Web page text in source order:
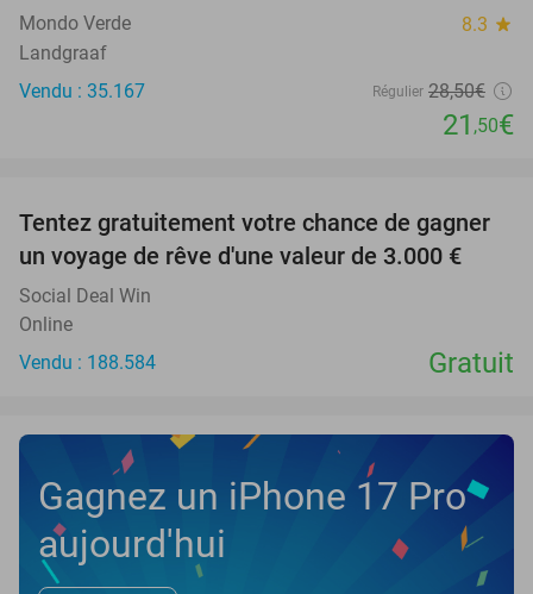
Mondo Verde 8.3 star
Landgraaf
Vendu : 35.167
Régulier 28,50€
21 ,50€
Tentez gratuitement votre chance de gagner
un voyage de rêve d'une valeur de 3.000 €
Social Deal Win
Online
Vendu : 188.584
Gratuit
Gagnez un iPhone 17 Pro
aujourd'hui